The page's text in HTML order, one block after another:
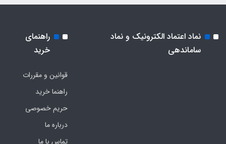
نماد اعتماد الکترونیک و نماد
ساماندهی
راهنمای
خرید
قوانین و مقررات
راهنما خرید
حریم خصوصی
درباره ما
تماس با ما